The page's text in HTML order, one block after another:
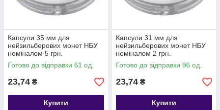
Капсули 35 мм для
нейзильберових монет НБУ
номіналом 5 грн.
Готово до відправки 61 од.
23,74 ₴
Купити
Капсули 31 мм для
нейзильберових монет НБУ
номіналом 2 грн.
Готово до відправки 96 од.
23,74 ₴
Купити